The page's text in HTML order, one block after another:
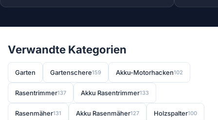
Verwandte Kategorien
Garten Gartenschere159 Akku-Motorhacken102
Rasentrimmer137 Akku Rasentrimmer133
Rasenmäher131 Akku Rasenmäher127 Holzspalter100